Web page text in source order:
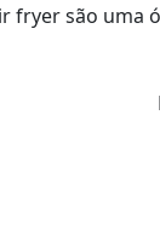
fryer são uma